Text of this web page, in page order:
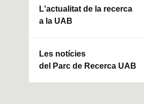
L'actualitat de la recerca
a la UAB
Les notícies
del Parc de Recerca UAB